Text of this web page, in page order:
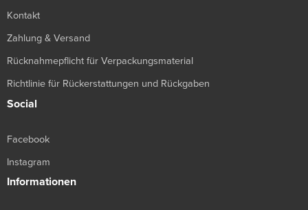
Kontakt
Zahlung & Versand
Rücknahmepflicht für Verpackungsmaterial
Richtlinie für Rückerstattungen und Rückgaben
Social
Facebook
Instagram
Informationen